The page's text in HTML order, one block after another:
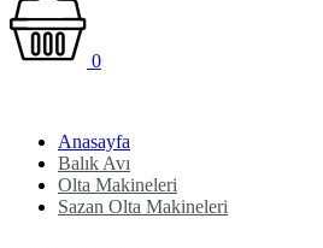
0
Anasayfa
Balık Avı
Olta Makineleri
Sazan Olta Makineleri